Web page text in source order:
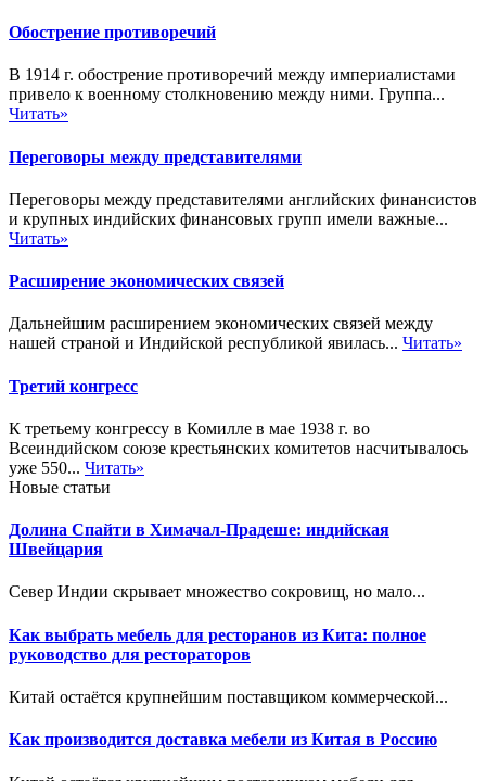
Обострение противоречий
В 1914 г. обострение противоречий между империалистами
привело к военному столкновению между ними. Группа...
Читать»
Переговоры между представителями
Переговоры между представителями английских финансистов
и крупных индийских финансовых групп имели важные...
Читать»
Расширение экономических связей
Дальнейшим расширением экономических связей между
нашей страной и Индийской республикой явилась... Читать»
Третий конгресс
К третьему конгрессу в Комилле в мае 1938 г. во
Всеиндийском союзе крестьянских комитетов насчитывалось
уже 550... Читать»
Новые статьи
Долина Спайти в Химачал-Прадеше: индийская
Швейцария
Север Индии скрывает множество сокровищ, но мало...
Как выбрать мебель для ресторанов из Кита: полное
руководство для рестораторов
Китай остаётся крупнейшим поставщиком коммерческой...
Как производится доставка мебели из Китая в Россию